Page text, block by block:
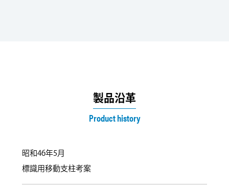
製品沿革
Product history
昭和46年5月
標識用移動支柱考案